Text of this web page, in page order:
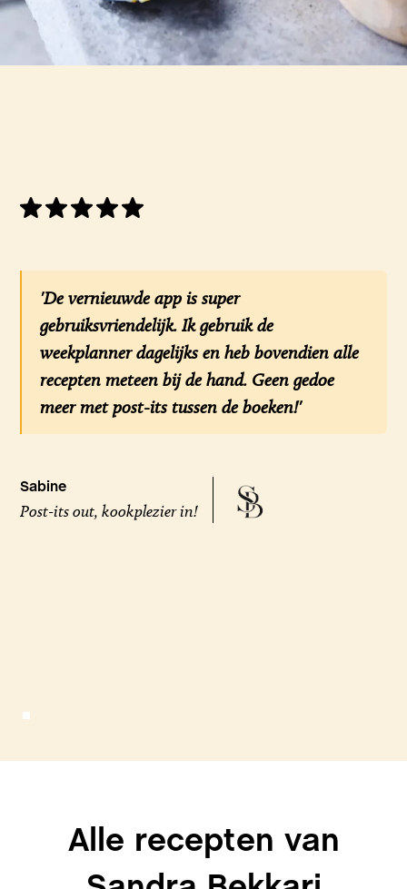
'De vernieuwde app is super
gebruiksvriendelijk. Ik gebruik de
weekplanner dagelijks en heb bovendien alle
recepten meteen bij de hand. Geen gedoe
meer met post-its tussen de boeken!'
Sabine
Post-its out, kookplezier in!
Alle recepten van